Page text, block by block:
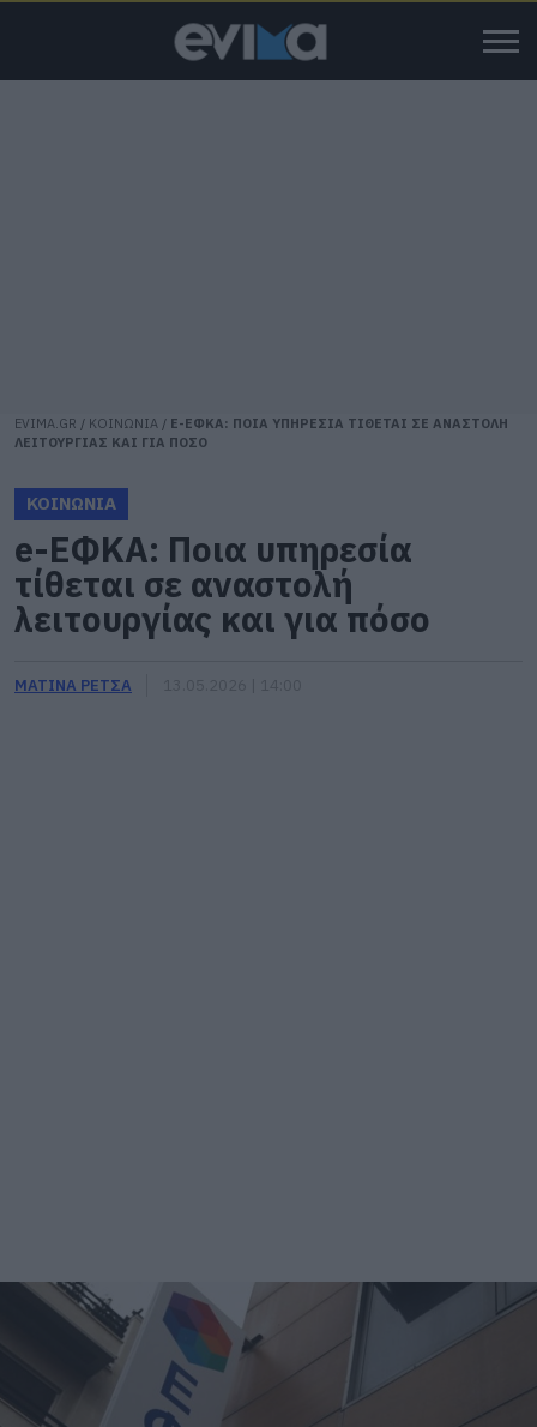
EVIMA.GR / ΚΟΙΝΩΝΙΑ / E-ΕΦΚΑ: ΠΟΙΑ ΥΠΗΡΕΣΙΑ ΤΙΘΕΤΑΙ ΣΕ ΑΝΑΣΤΟΛΗ
ΛΕΙΤΟΥΡΓΙΑΣ ΚΑΙ ΓΙΑ ΠΟΣΟ
ΚΟΙΝΩΝΙΑ
e-ΕΦΚΑ: Ποια υπηρεσία
τίθεται σε αναστολή
λειτουργίας και για πόσο
ΜΑΤΙΝΑ ΡΕΤΣΑ